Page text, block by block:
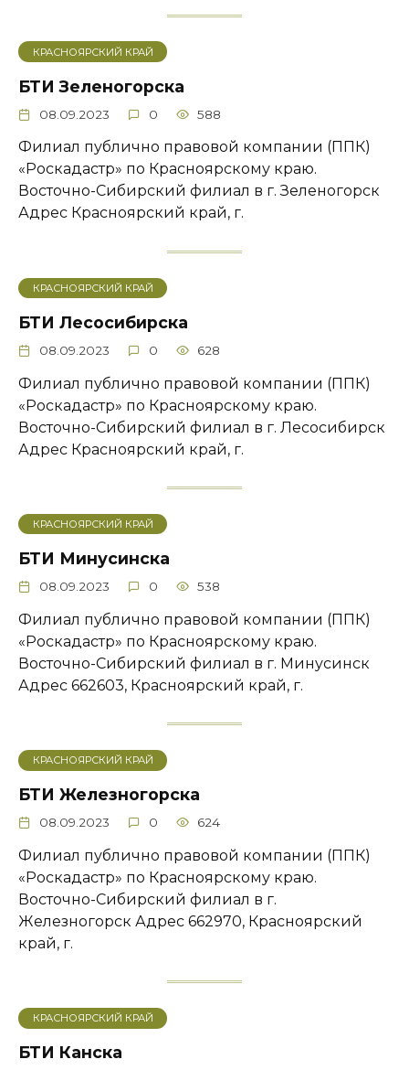
КРАСНОЯРСКИЙ КРАЙ
БТИ Зеленогорска
08.09.2023 0 588
Филиал публично правовой компании (ППК)
«Роскадастр» по Красноярскому краю.
Восточно-Сибирский филиал в г. Зеленогорск
Адрес ​Красноярский край, г.
КРАСНОЯРСКИЙ КРАЙ
БТИ Лесосибирска
08.09.2023 0 628
Филиал публично правовой компании (ППК)
«Роскадастр» по Красноярскому краю.
Восточно-Сибирский филиал в г. Лесосибирск
Адрес ​Красноярский край, г.
КРАСНОЯРСКИЙ КРАЙ
БТИ Минусинска
08.09.2023 0 538
Филиал публично правовой компании (ППК)
«Роскадастр» по Красноярскому краю.
Восточно-Сибирский филиал в г. Минусинск
Адрес 662603, Красноярский край, г.
КРАСНОЯРСКИЙ КРАЙ
БТИ Железногорска
08.09.2023 0 624
Филиал публично правовой компании (ППК)
«Роскадастр» по Красноярскому краю.
Восточно-Сибирский филиал в г.
Железногорск Адрес ​662970, Красноярский
край, г.
КРАСНОЯРСКИЙ КРАЙ
БТИ Канска